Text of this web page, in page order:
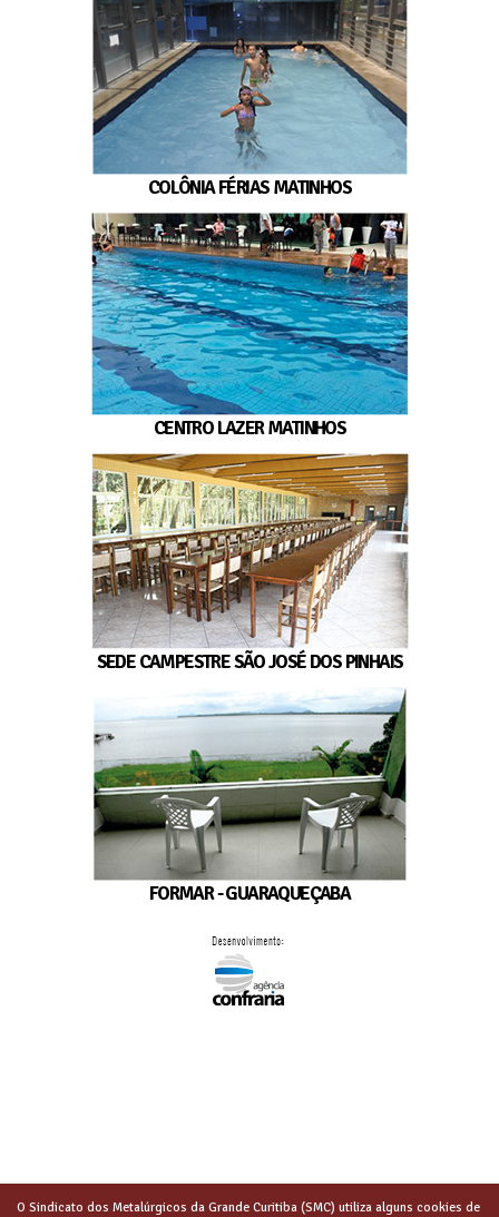
COLÔNIA FÉRIAS MATINHOS
CENTRO LAZER MATINHOS
SEDE CAMPESTRE SÃO JOSÉ DOS PINHAIS
FORMAR - GUARAQUEÇABA
O Sindicato dos Metalúrgicos da Grande Curitiba (SMC) utiliza alguns cookies de